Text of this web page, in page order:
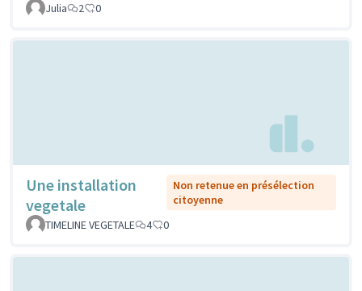
Julia
2 0
Une installation
vegetale
Non retenue en présélection
citoyenne
TIMELINE VEGETALE
4 0